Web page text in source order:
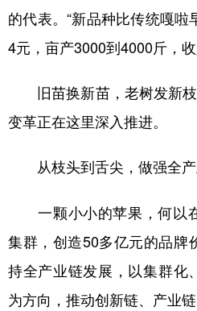
的代表。“新品种比传统嘎
4元，亩产3000到4000斤，
旧苗换新苗，老树发新枝
变革正在这里深入推进。
从枝头到舌尖，做强全
一颗小小的苹果，何以
集群，创造50多亿元的品牌
持全产业链发展，以集群化
为方向，推动创新链、产业